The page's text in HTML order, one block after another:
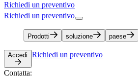
Richiedi un preventivo​​
Richiedi un preventivo​​
Prodotti​​ soluzione​​ paese​​
Accedi​​ Richiedi un preventivo​​
Contatta:​​